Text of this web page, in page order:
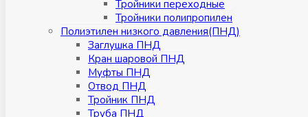
Тройники переходные
Тройники полипропилен
Полиэтилен низкого давления(ПНД)
Заглушка ПНД
Кран шаровой ПНД
Муфты ПНД
Отвод ПНД
Тройник ПНД
Труба ПНД